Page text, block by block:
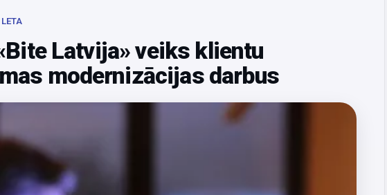
Latvija» veiks klientu
modernizācijas darbus